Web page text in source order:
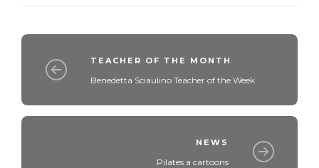
TEACHER OF THE MONTH
Benedetta Sciaulino Teacher of the Week
NEWS
Pilates a cartoons